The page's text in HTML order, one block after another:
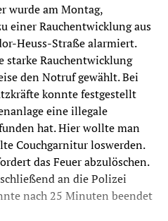
wurde am Montag,
einer Rauchentwicklung aus
Heuss-Straße alarmiert.
Rauchentwicklung
den Notruf gewählt. Bei
konnte festgestellt
eine illegale
hat. Hier wollte man
Couchgarnitur loswerden.
das Feuer abzulöschen.
an die Polizei
nach 25 Minuten beendet